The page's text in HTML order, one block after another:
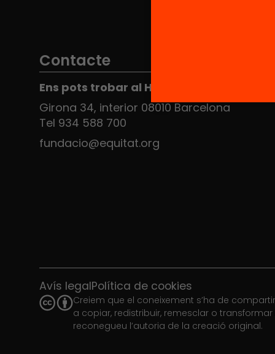
Contacte
Ens pots trobar al Hub Social
Girona 34, interior 08010 Barcelona
Tel 934 588 700
fundacio@equitat.org
Avís legalPolítica de cookies
Creiem que el coneixement s’ha de
a copiar, redistribuir, remesclar o
reconegueu l’autoria de la creació original.